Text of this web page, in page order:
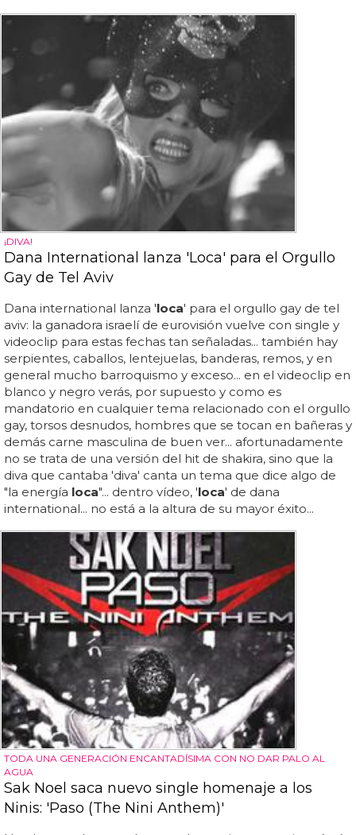
¡DIVA!
Dana International lanza 'Loca' para el Orgullo
Gay de Tel Aviv
Dana international lanza 'loca' para el orgullo gay de tel
aviv: la ganadora israelí de eurovisión vuelve con single y
videoclip para estas fechas tan señaladas... también hay
serpientes, caballos, lentejuelas, banderas, remos, y en
general mucho barroquismo y exceso... en el videoclip en
blanco y negro verás, por supuesto y como es
mandatorio en cualquier tema relacionado con el orgullo
gay, torsos desnudos, hombres que se tocan en bañeras y
demás carne masculina de buen ver... afortunadamente
no se trata de una versión del hit de shakira, sino que la
diva que cantaba 'diva' canta un tema que dice algo de
"la energía loca"... dentro vídeo, 'loca' de dana
international... no está a la altura de su mayor éxito...
TODA UNA GENERACIÓN ENCANTADÍSIMA CON NO DAR PALO AL
AGUA
Sak Noel saca nuevo single homenaje a los
Ninis: 'Paso (The Nini Anthem)'